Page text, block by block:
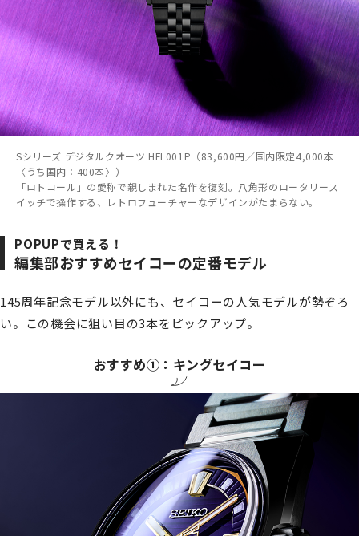
Sシリーズ デジタルクオーツ HFL001P（83,600円／国内限定4,000本
〈うち国内：400本〉）
「ロトコール」の愛称で親しまれた名作を復刻。八角形のロータリース
イッチで操作する、レトロフューチャーなデザインがたまらない。
POPUPで買える！
編集部おすすめセイコーの定番モデル
145周年記念モデル以外にも、セイコーの人気モデルが勢ぞろ
い。この機会に狙い目の3本をピックアップ。
おすすめ①：キングセイコー